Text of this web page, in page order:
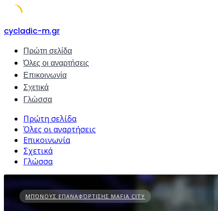
Skip
content
cycladic-m.gr
Πρώτη σελίδα
Όλες οι αναρτήσεις
Επικοινωνία
Σχετικά
Γλώσσα
Πρώτη σελίδα
Όλες οι αναρτήσεις
Επικοινωνία
Σχετικά
Γλώσσα
ΜΠΌΝΟΥΣ ΕΠΑΝΑΦΌΡΤΙΣΗΣ MAFIA CITY